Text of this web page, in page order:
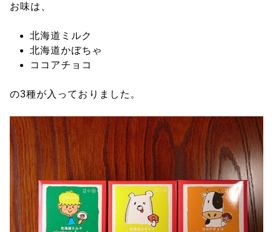
お味は、
北海道ミルク
北海道かぼちゃ
ココアチョコ
の3種が入っておりました。